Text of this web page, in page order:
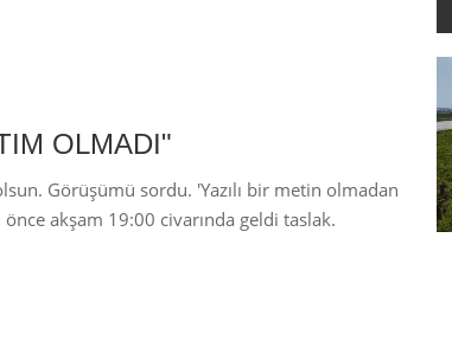
OLMADI"
Görüşümü sordu. 'Yazılı bir metin olmadan
akşam 19:00 civarında geldi taslak.